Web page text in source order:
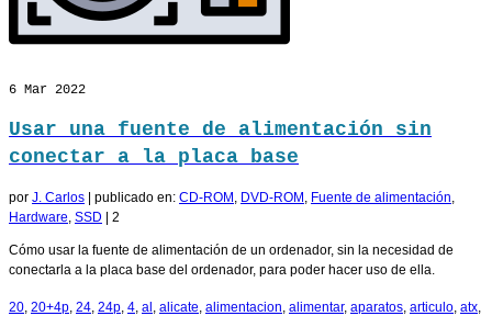
6 Mar 2022
Usar una fuente de alimentación sin
conectar a la placa base
por J. Carlos publicado en: CD-ROM , DVD-ROM , Fuente de alimentación,
Hardware, SSD 2
Cómo usar la fuente de alimentación de un ordenador, sin la necesidad de
conectarla a la placa base del ordenador, para poder hacer uso de ella.
20, 20+4p, 24, 24p, 4, al , alicate, alimentacion, alimentar, aparatos, articulo, atx,